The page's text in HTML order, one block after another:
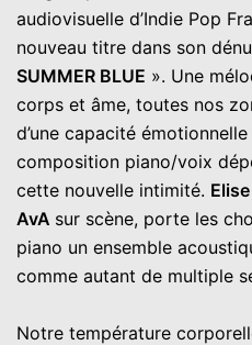
audiovisuelle d’Indie Pop
nouveau titre dans son
SUMMER BLUE ». Une
corps et âme, toutes nos
d’une capacité
composition piano/voix
cette nouvelle intimité.
AvA sur scène, porte les
piano un ensemble
comme autant de multiple
Notre température